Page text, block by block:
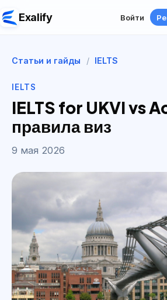
Exalify Войти
Статьи и гайды / IELTS
IELTS
IELTS for UKVI vs
правила виз
9 мая 2026